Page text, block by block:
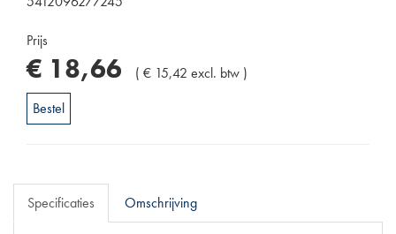
Prijs
€ 18,66 ( € 15,42 excl. btw )
Bestel
Specificaties Omschrijving